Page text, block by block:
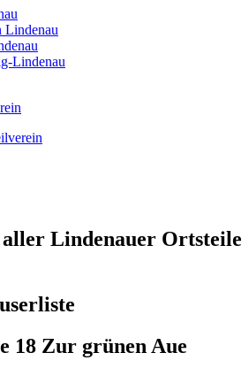
Lindenau
Lindenau
aller Lindenauer Ortsteile
18 Zur grünen Aue